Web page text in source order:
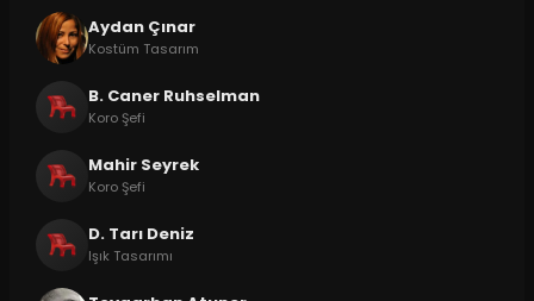
Aydan Çınar
Kostüm Tasarım
B. Caner Ruhselman
Koro Şefi
Mahir Seyrek
Koro Şefi
D. Tarı Deniz
Işık Tasarımı